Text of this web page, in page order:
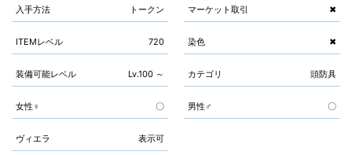
入手方法 トークン マーケット取引 ✖
ITEMレベル 720 染色 ✖
装備可能レベル Lv.100 ～ カテゴリ 頭防具
女性♀ 〇 男性♂ 〇
ヴィエラ 表示可